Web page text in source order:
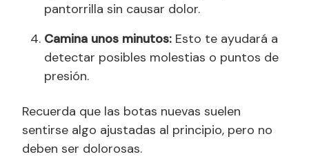
pantorrilla sin causar dolor.
Camina unos minutos: Esto te ayudará a
detectar posibles molestias o puntos de
presión.
Recuerda que las botas nuevas suelen
sentirse algo ajustadas al principio, pero no
deben ser dolorosas.